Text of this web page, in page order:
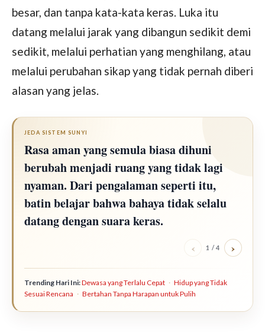
besar, dan tanpa kata-kata keras. Luka itu
datang melalui jarak yang dibangun sedikit demi
sedikit, melalui perhatian yang menghilang, atau
melalui perubahan sikap yang tidak pernah diberi
alasan yang jelas.
JEDA SISTEM SUNYI
Rasa aman yang semula biasa dihuni
berubah menjadi ruang yang tidak lagi
nyaman. Dari pengalaman seperti itu,
batin belajar bahwa bahaya tidak selalu
datang dengan suara keras.
‹ 1 /4 ›
Trending Hari Ini:Dewasa yang Terlalu Cepat · Hidup yang Tidak
Sesuai Rencana · Bertahan Tanpa Harapan untuk Pulih